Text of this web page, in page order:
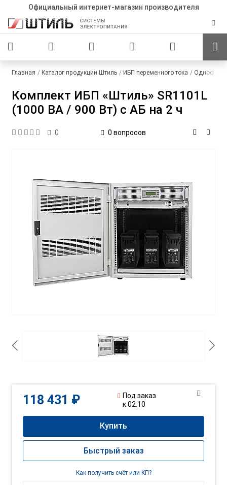
Официальный интернет-магазин производителя
Главная Каталог продукции Штиль ИБП переменного тока
Комплект ИБП «Штиль» SR1101L
(1000 ВА / 900 Вт) c АБ на 2 ч
0 0 вопросов
118 431 ₽
Под заказ
к 02.10
Купить
Быстрый заказ
Как получить счёт или КП?